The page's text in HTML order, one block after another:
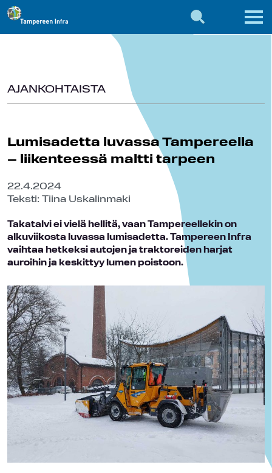
AJANKOHTAISTA
Lumisadetta luvassa Tampereella
– liikenteessä maltti tarpeen
22.4.2024
Teksti: Tiina Uskalinmaki
Takatalvi ei vielä hellitä, vaan Tampereellekin on
alkuviikosta luvassa lumisadetta. Tampereen Infra
vaihtaa hetkeksi autojen ja traktoreiden harjat
auroihin ja keskittyy lumen poistoon.